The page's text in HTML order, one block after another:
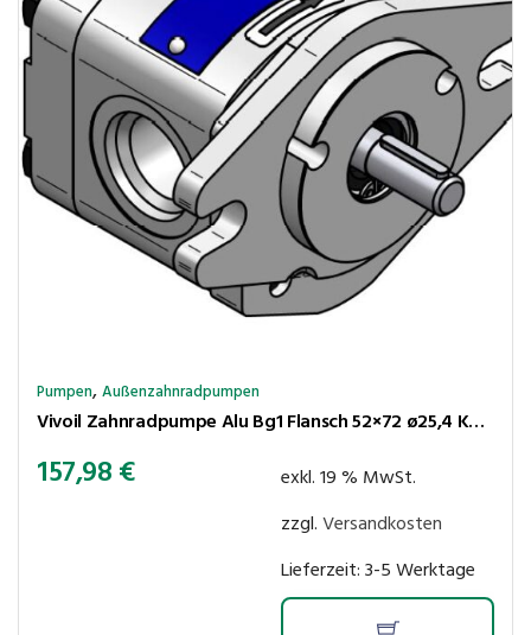
Pumpen,Außenzahnradpumpen
Vivoil Zahnradpumpe Alu Bg1 Flansch 52×72 ø25,4 Kegel 1:8 3,64cm³/U 250bar rechtsl Anschl LK30-30
157,98€
exkl. 19 % MwSt.
zzgl.Versandkosten
Lieferzeit:3-5 Werktage